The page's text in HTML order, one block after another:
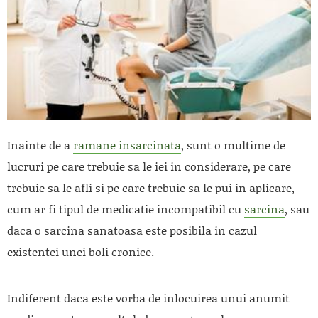
Inainte de a ramane insarcinata, sunt o multime de
lucruri pe care trebuie sa le iei in considerare, pe care
trebuie sa le afli si pe care trebuie sa le pui in aplicare,
cum ar fi tipul de medicatie incompatibil cu sarcina, sau
daca o sarcina sanatoasa este posibila in cazul
existentei unei boli cronice.
Indiferent daca este vorba de inlocuirea unui anumit